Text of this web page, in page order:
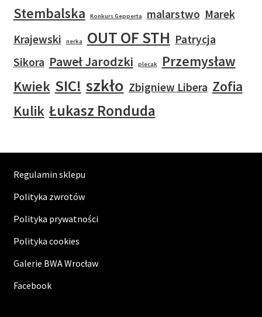
Stembalska
Konkurs Gepperta malarstwo Marek
Krajewski
nerka OUT OF STH Patrycja
Sikora Paweł Jarodzki plecak
Przemysław
Kwiek SIC! szkło Zbigniew Libera Zofia
Kulik Łukasz Ronduda
Regulamin sklepu
Polityka zwrotów
Polityka prywatności
Polityka cookies
Galerie BWA Wrocław
Facebook